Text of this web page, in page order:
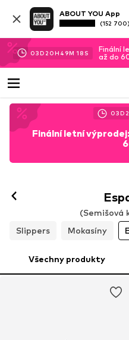
ABOUT YOU App
(152 700)
03D 20H 49M 16 S
Finální
až do
03D
Finální letní
(Semišová
Slippers
Mokasíny
Všechny produkty